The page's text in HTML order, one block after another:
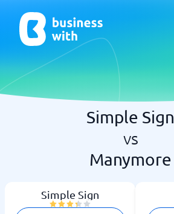
Simple Sign
vs
Manymore
Simple Sign